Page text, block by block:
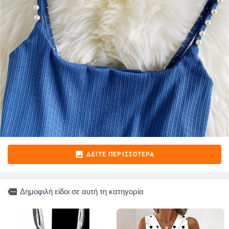
image ΔΕΊΤΕ ΠΕΡΙΣΣΌΤΕΡΑ
more Δημοφιλή είδοι σε αυτή τη κατηγορία